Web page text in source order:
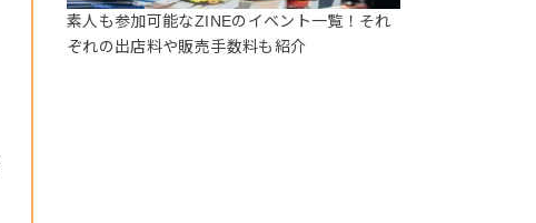
素人も参加可能なZINEのイベント一覧！それ
ぞれの出店料や販売手数料も紹介